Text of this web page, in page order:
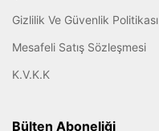
Gizlilik Ve Güvenlik Politikası
Mesafeli Satış Sözleşmesi
K.V.K.K
Bülten Aboneliği